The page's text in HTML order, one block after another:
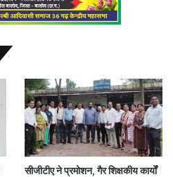
सीजीटीए ने प्रमोशन, गैर शिक्षकीय कार्यों